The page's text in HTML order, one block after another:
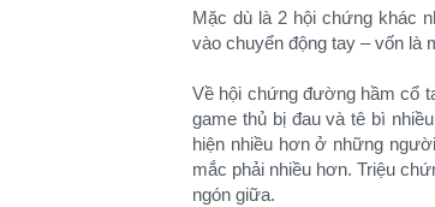
Mặc dù là 2 hội chứng khác
vào chuyển động tay – vốn là
Về hội chứng đường hầm cổ
game thủ bị đau và tê bì
hiện nhiều hơn ở những
mắc phải nhiều hơn. Triệu
ngón giữa.